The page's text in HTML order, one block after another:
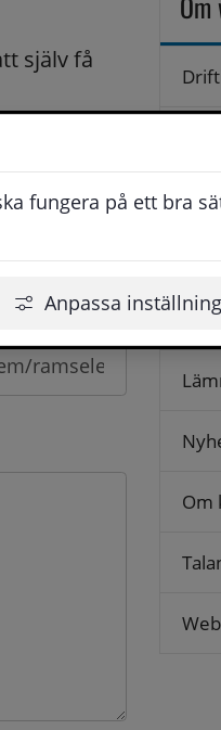
fungera på ett bra
Anpassa
själv få
arbetstid.
Om